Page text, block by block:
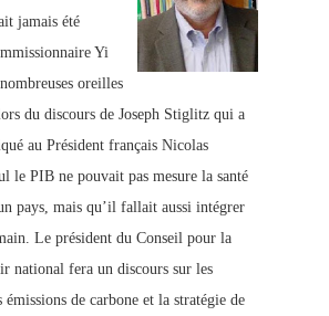
jamais été
Yi
oreilles
du discours de Joseph Stiglitz qui a
au Président français Nicolas
le PIB ne pouvait pas mesure la santé
pays, mais qu’il fallait aussi intégrer
Le président du Conseil pour la
national fera un discours sur les
de carbone et la stratégie de